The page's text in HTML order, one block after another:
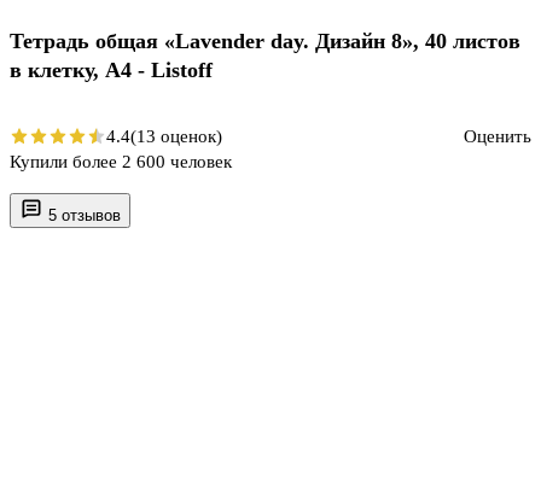
5 отзывов
Тетрадь общая «Lavender day. Дизайн 8», 40 листов
в клетку, А4 - Listoff
4.4(13 оценок)
Оценить
Купили более 2 600 человек